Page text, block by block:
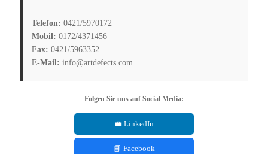
Telefon: 0421/5970172
Mobil: 0172/4371456
Fax: 0421/5963352
E-Mail: info@artdefects.com
Folgen Sie uns auf Social Media:
💼 LinkedIn
📘 Facebook